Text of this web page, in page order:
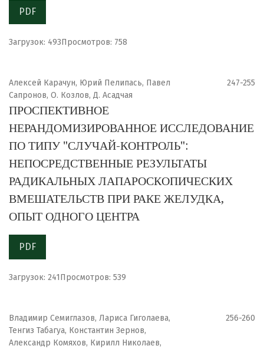
PDF
Загрузок: 493Просмотров: 758
Алексей Карачун, Юрий Пелипась, Павел
Сапронов, О. Козлов, Д. Асадчая
247-255
ПРОСПЕКТИВНОЕ
НЕРАНДОМИЗИРОВАННОЕ ИССЛЕДОВАНИЕ
ПО ТИПУ "СЛУЧАЙ-КОНТРОЛЬ":
НЕПОСРЕДСТВЕННЫЕ РЕЗУЛЬТАТЫ
РАДИКАЛЬНЫХ ЛАПАРОСКОПИЧЕСКИХ
ВМЕШАТЕЛЬСТВ ПРИ РАКЕ ЖЕЛУДКА,
ОПЫТ ОДНОГО ЦЕНТРА
PDF
Загрузок: 241Просмотров: 539
Владимир Семиглазов, Лариса Гиголаева,
Тенгиз Табагуа, Константин Зернов,
Александр Комяхов, Кирилл Николаев,
256-260